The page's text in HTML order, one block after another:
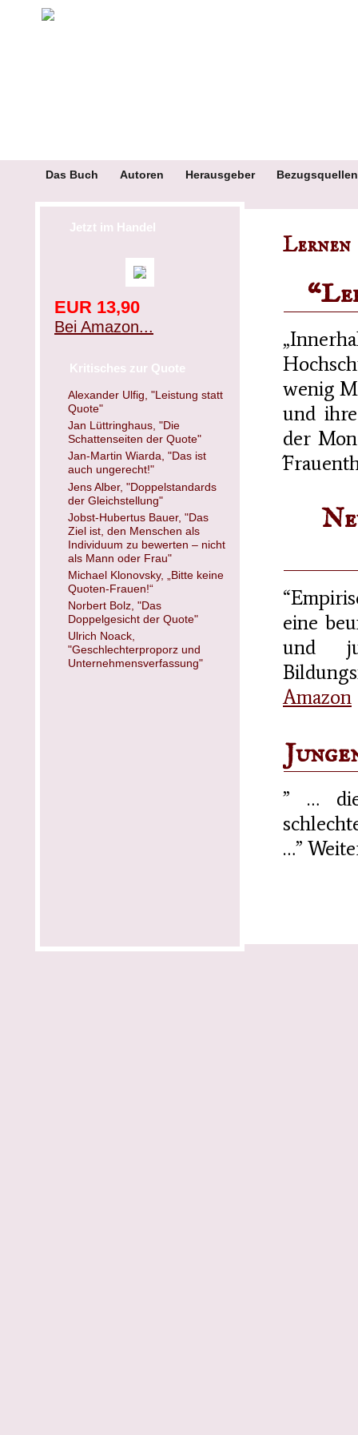
Das Buch Autoren Herausgeber Bezugsquellen
Jetzt im Handel
EUR 13,90
Bei Amazon...
Kritisches zur Quote
Alexander Ulfig, "Leistung statt
Quote"
Jan Lüttringhaus, "Die
Schattenseiten der Quote"
Jan-Martin Wiarda, "Das ist
auch ungerecht!"
Jens Alber, "Doppelstandards
der Gleichstellung"
Jobst-Hubertus Bauer, "Das
Ziel ist, den Menschen als
Individuum zu bewerten – nicht
als Mann oder Frau"
Michael Klonovsky, „Bitte keine
Quoten-Frauen!“
Norbert Bolz, "Das
Doppelgesicht der Quote"
Ulrich Noack,
"Geschlechterproporz und
Unternehmensverfassung"
Lernen
wenig
und
der
eine
und
Amazon
” …
…”